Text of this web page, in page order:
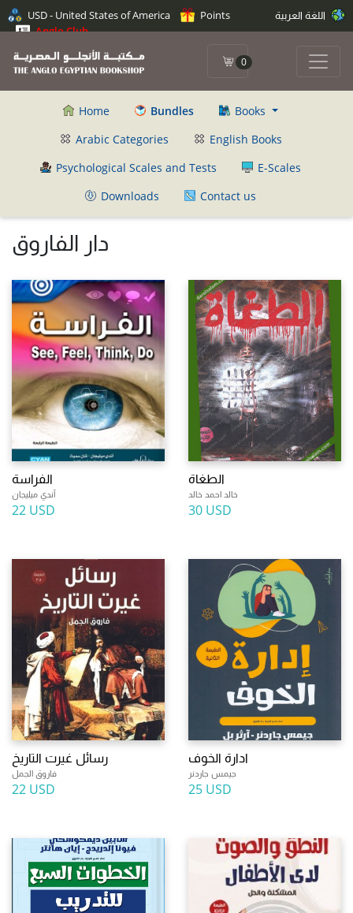
USD - United States of America
Points
Anglo Club
0
Home Bundles
Books
Arabic Categories
English Books
Psychological Scales and Tests
E-Scales
Downloads
Contact us
دار الفاروق
الفراسة
آندي ميليجان
22 USD
الطغاة
خالد احمد خالد
30 USD
رسائل غيرت التاريخ
فاروق الجمل
22 USD
ادارة الخوف
جيمس جاردنر
25 USD